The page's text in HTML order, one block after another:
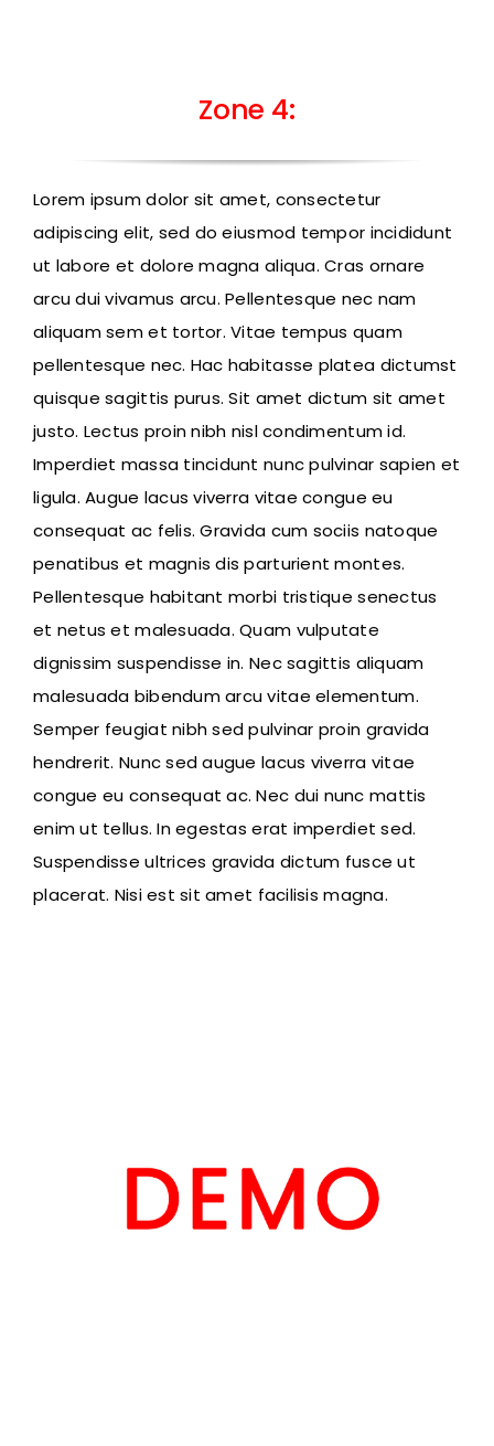
Zone 4:
Lorem ipsum dolor sit amet, consectetur
adipiscing elit, sed do eiusmod tempor incididunt
ut labore et dolore magna aliqua. Cras ornare
arcu dui vivamus arcu. Pellentesque nec nam
aliquam sem et tortor. Vitae tempus quam
pellentesque nec. Hac habitasse platea dictumst
quisque sagittis purus. Sit amet dictum sit amet
justo. Lectus proin nibh nisl condimentum id.
Imperdiet massa tincidunt nunc pulvinar sapien et
ligula. Augue lacus viverra vitae congue eu
consequat ac felis. Gravida cum sociis natoque
penatibus et magnis dis parturient montes.
Pellentesque habitant morbi tristique senectus
et netus et malesuada. Quam vulputate
dignissim suspendisse in. Nec sagittis aliquam
malesuada bibendum arcu vitae elementum.
Semper feugiat nibh sed pulvinar proin gravida
hendrerit. Nunc sed augue lacus viverra vitae
congue eu consequat ac. Nec dui nunc mattis
enim ut tellus. In egestas erat imperdiet sed.
Suspendisse ultrices gravida dictum fusce ut
placerat. Nisi est sit amet facilisis magna.